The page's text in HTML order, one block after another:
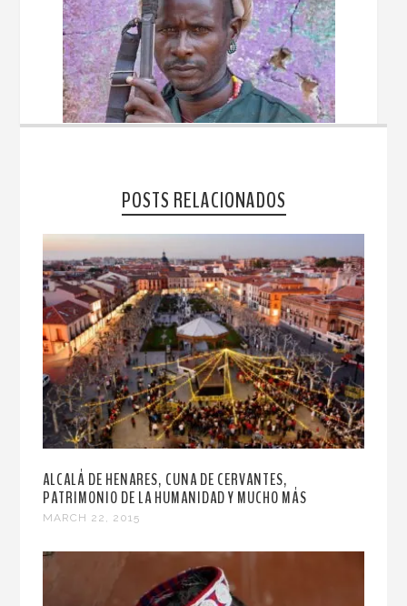
POSTS RELACIONADOS
ALCALÁ DE HENARES, CUNA DE CERVANTES,
PATRIMONIO DE LA HUMANIDAD Y MUCHO MÁS
MARCH 22, 2015